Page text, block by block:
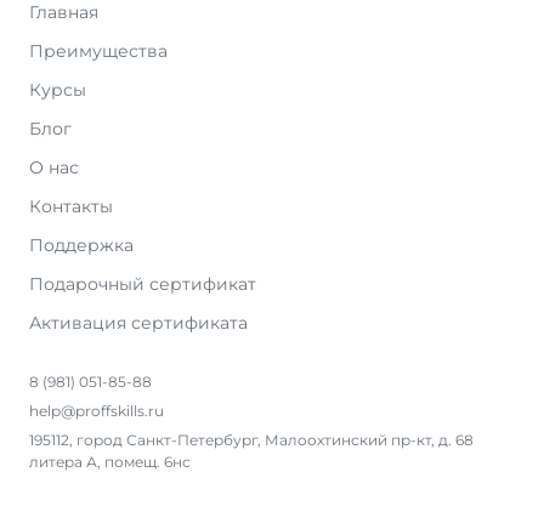
Главная
Преимущества
Курсы
Блог
О нас
Контакты
Поддержка
Подарочный сертификат
Активация сертификата
8 (981) 051-85-88
help@proffskills.ru
195112, город Санкт-Петербург, Малоохтинский пр-кт, д. 68
литера А, помещ. 6нс